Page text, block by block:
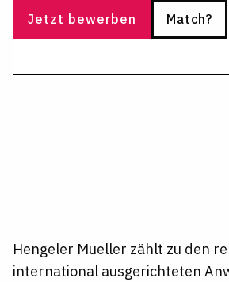
Jetzt bewerben Match?
Hengeler Mueller zählt zu den
international ausge­richteten